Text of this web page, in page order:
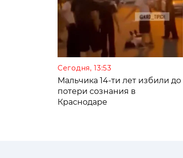
Сегодня, 13:53
Мальчика 14-ти лет избили до
потери сознания в
Краснодаре